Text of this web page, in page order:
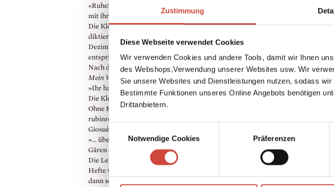
Zustimmung
Diese Webseite verwendet Cookies
Wir verwenden Cookies und andere Tools, damit wir Ihnen
des Webshops,Verwendung unserer Websites usw. Wir
Sie unsere Websites und Dienstleistungen nutzen, sodass
Bestimmte Funktionen unseres Online Angebots benötigen
Drittanbietern.
Einwilligungsauswahl
Notwendige Cookies
Präferenzen
»Ruhe!«, mahnt Maestra Gilla. Sie tut so, als merke sie nichts von dem ganzen
mit ihrer Erklärung an der Tafel fort. Bruchrechnen.
Die Kleine schlägt die erste Seite ihres karierten Hefts auf. Sie schreibt alles
diktiert, obwohl es unnötig ist, die Bruchzahlen kennt sie schon. Auch kann sie 3
Dezimalzahl verwandeln. 0,75. Und sie weiß, dass 4 / 5 8 / 10 entspricht, was
entspricht.
Nach dem Bruchrechnen braucht sie das linierte Heft. Ein Diktat. Danach ein
Mein Willkommensgruß für den Herbst
»Ihr habt eine Stunde Zeit«, sagt die Lehrerin.
Die Kleine entspannt sich allmählich. Das Thema gefällt ihr. Sie füllt vier dicht
Ohne Flecken. Sie schreibt, im Herbst verfärben sich die Blätter und werden
rubinrot. Die Esskastanien schmecken süß wie Honig. Da sie ein Gedicht des
Giosuè Carducci auswendig kann, das ihr passend erscheint, beschließt sie, es zu
»… über unwirtlichen Hügeln steigt der Nebel im leichten Regen, und auf den
Gären der Bottiche und den herben Duft der Weine«.
Die Lehrerin geht währenddessen zwischen den Bänken durch. Sie gibt
Hefte von der Fürsorge. Bei ihr bleibt sie nicht stehen. Unter den Aufsatz
dann schaut sie aus dem Fenster. Sie erkennt, welche Form das Schulgebäude